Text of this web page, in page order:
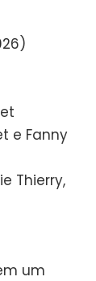
e Fanny
Thierry,
um